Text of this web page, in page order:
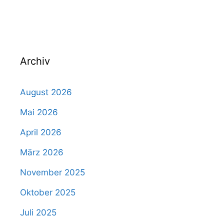
Archiv
August 2026
Mai 2026
April 2026
März 2026
November 2025
Oktober 2025
Juli 2025